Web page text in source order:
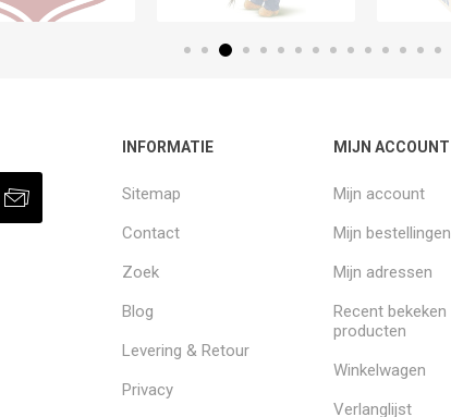
INFORMATIE
Sitemap
Contact
Zoek
Blog
Levering & Retour
Privacy
MIJN ACCOUNT
Mijn account
Mijn bestellingen
Mijn adressen
Recent bekeken
producten
Winkelwagen
Verlanglijst